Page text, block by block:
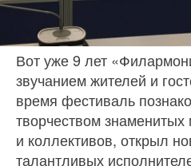
Вот уже 9 лет
звучанием жителей и
время фестиваль
творчеством знаменитых
и коллективов, открыл
талантливых